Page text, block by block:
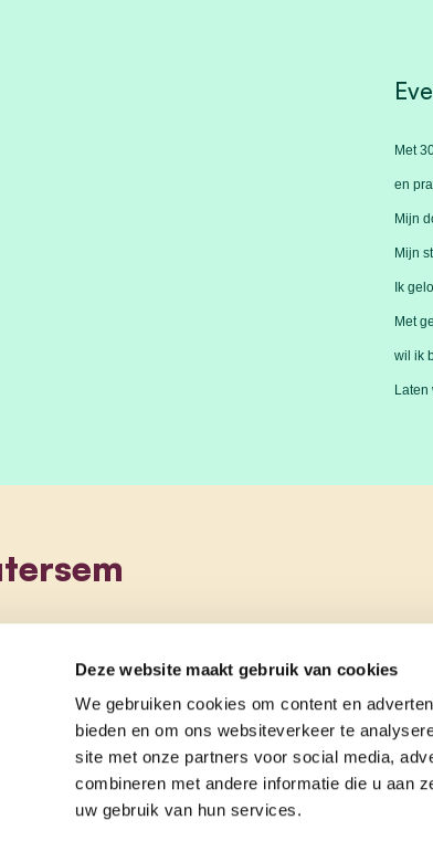
Deze website maakt gebruik van cookies
We gebruiken cookies om content en
bieden en om ons websiteverkeer te
site met onze partners voor social media,
combineren met andere informatie die u aan
uw gebruik van hun services.
Met
en
Mijn
Mijn
Ik
Met
wil ik
Laten